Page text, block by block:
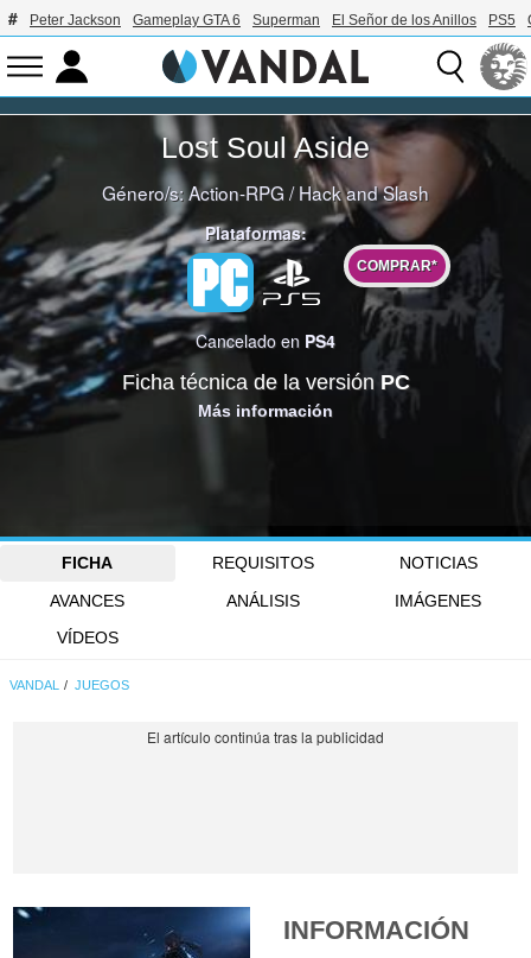
Peter Jackson Gameplay GTA 6 Superman El Señor de los Anillos PS5
Lost Soul Aside
Género/s:Action-RPG /Hack and Slash
Plataformas:
COMPRAR*
Cancelado en PS4
Ficha técnica de la versión PC
Más información
FICHA REQUISITOS
NOTICIAS
AVANCES
ANÁLISIS
IMÁGENES
VÍDEOS
VANDAL JUEGOS
INFORMACIÓN